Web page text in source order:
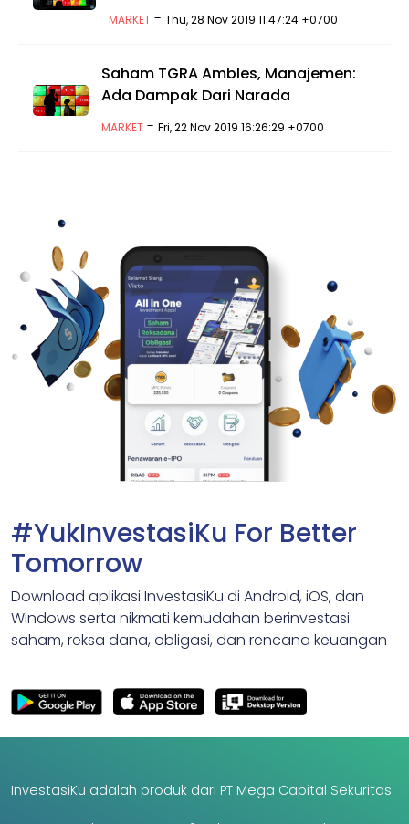
MARKET -Thu, 28 Nov 2019 11:47:24 +0700
Saham TGRA Ambles, Manajemen:
Ada Dampak Dari Narada
MARKET -Fri, 22 Nov 2019 16:26:29 +0700
#YukInvestasiKu For Better
Tomorrow
Download aplikasi InvestasiKu di Android, iOS, dan
Windows serta nikmati kemudahan berinvestasi
saham, reksa dana, obligasi, dan rencana keuangan
InvestasiKu adalah produk dari PT Mega Capital Sekuritas